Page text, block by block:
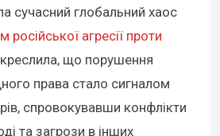
сучасний глобальний хаос
російської агресії проти
що порушення
права стало сигналом
спровокувавши конфлікти
та загрози в інших